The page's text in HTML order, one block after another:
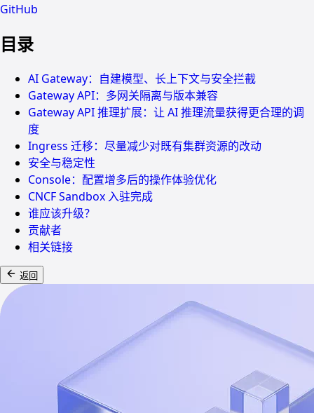
GitHub
目录
AI Gateway：自建模型、长上下文与安全拦截
Gateway API：多网关隔离与版本兼容
Gateway API 推理扩展：让 AI 推理流量获得更合理的调
度
Ingress 迁移：尽量减少对既有集群资源的改动
安全与稳定性
Console：配置增多后的操作体验优化
CNCF Sandbox 入驻完成
谁应该升级？
贡献者
相关链接
返回